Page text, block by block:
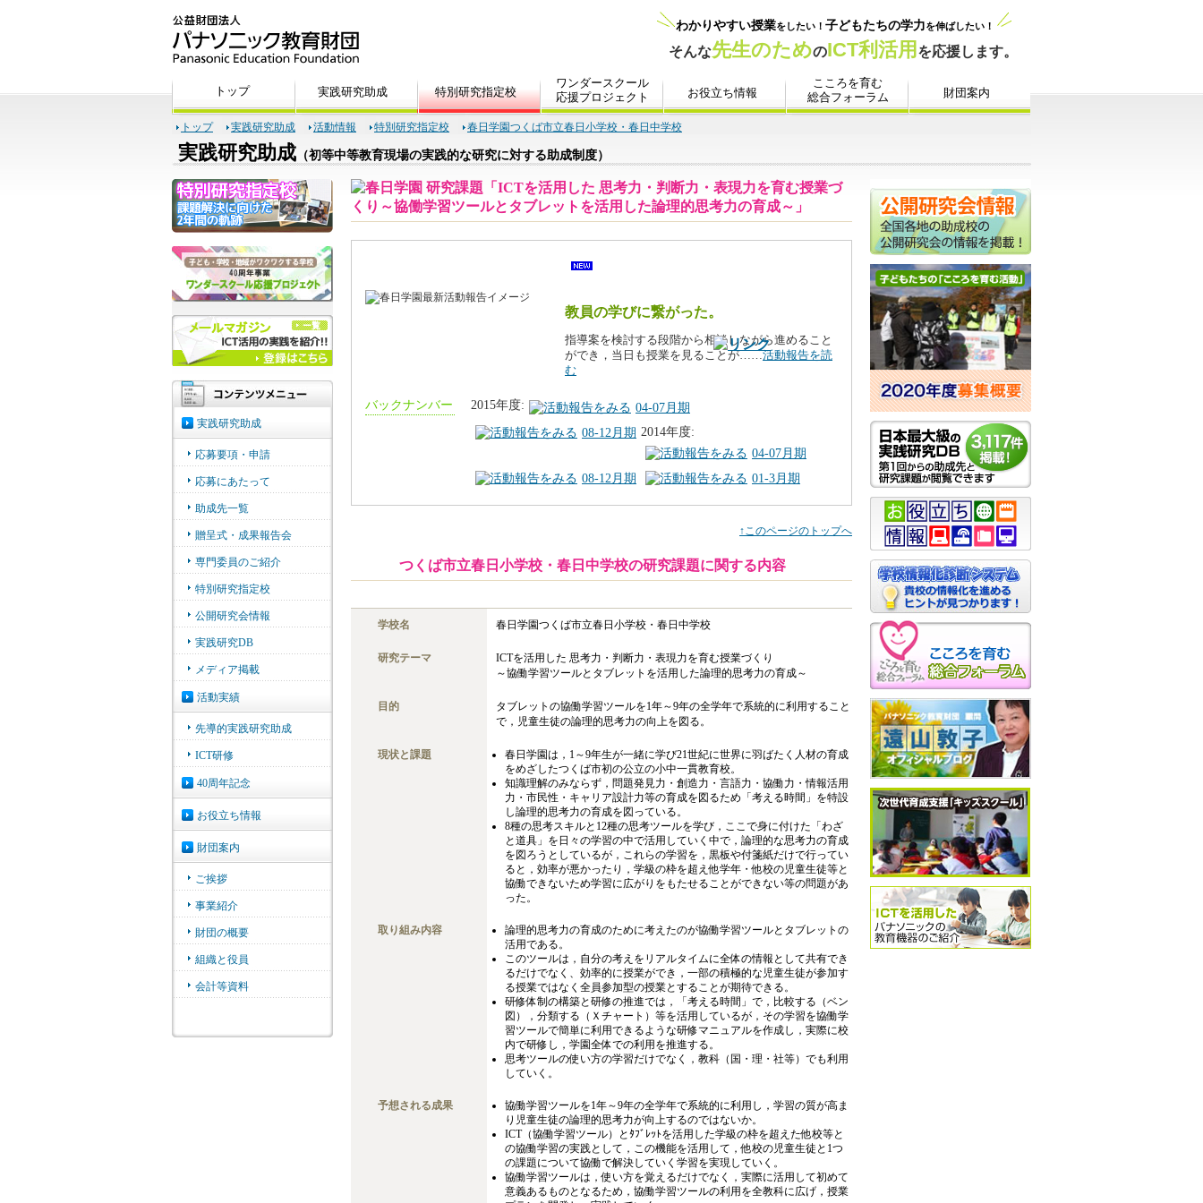
トップ 実践研究助成 活動情報 特別研究指定校 春日学園つくば市立春日小学校・春日中学校
実践研究助成 （初等中等教育現場の実践的な研究に対する助成制度）
教員の学びに繋がった。
指導案を検討する段階から相談しながら進めること
ができ，当日も授業を見ることが……活動報告を読
む
バックナンバー 2015年度:
04-07月期
08-12月期 2014年度:
04-07月期
08-12月期
01-3月期
↑このページのトップへ
つくば市立春日小学校・春日中学校の研究課題に関する内容
学校名 春日学園つくば市立春日小学校・春日中学校
研究テーマ
ICTを活用した 思考力・判断力・表現力を育む授業づくり
～協働学習ツールとタブレットを活用した論理的思考力の育成～
目的
タブレットの協働学習ツールを1年～9年の全学年で系統的に利用すること
で，児童生徒の論理的思考力の向上を図る。
現状と課題
春日学園は，1～9年生が一緒に学び21世紀に世界に羽ばたく人材の育成
をめざしたつくば市初の公立の小中一貫教育校。
知識理解のみならず，問題発見力・創造力・言語力・協働力・情報活用
力・市民性・キャリア設計力等の育成を図るため「考える時間」を特設
し論理的思考力の育成を図っている。
8種の思考スキルと12種の思考ツールを学び，ここで身に付けた「わざ
と道具」を日々の学習の中で活用していく中で，論理的な思考力の育成
を図ろうとしているが，これらの学習を，黒板や付箋紙だけで行ってい
ると，効率が悪かったり，学級の枠を超え他学年・他校の児童生徒等と
協働できないため学習に広がりをもたせることができない等の問題があ
った。
取り組み内容
論理的思考力の育成のために考えたのが協働学習ツールとタブレットの
活用である。
このツールは，自分の考えをリアルタイムに全体の情報として共有でき
るだけでなく、効率的に授業ができ，一部の積極的な児童生徒が参加す
る授業ではなく全員参加型の授業とすることが期待できる。
研修体制の構築と研修の推進では，「考える時間」で，比較する（ベン
図），分類する（Ｘチャート）等を活用しているが，その学習を協働学
習ツールで簡単に利用できるような研修マニュアルを作成し，実際に校
内で研修し，学園全体での利用を推進する。
思考ツールの使い方の学習だけでなく，教科（国・理・社等）でも利用
していく。
予想される成果
協働学習ツールを1年～9年の全学年で系統的に利用し，学習の質が高ま
り児童生徒の論理的思考力が向上するのではないか。
ICT（協働学習ツール）とﾀﾌﾞﾚｯﾄを活用した学級の枠を超えた他校等と
の協働学習の実践として，この機能を活用して，他校の児童生徒と1つ
の課題について協働で解決していく学習を実現していく。
協働学習ツールは，使い方を覚えるだけでなく，実際に活用して初めて
意義あるものとなるため，協働学習ツールの利用を全教科に広げ，授業